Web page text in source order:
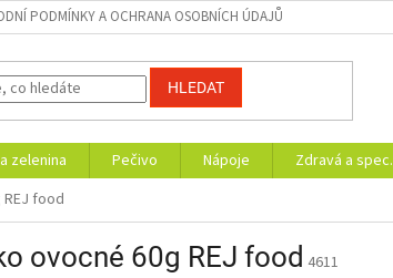
PODMÍNKY A OCHRANA OSOBNÍCH ÚDAJŮ
HLEDAT
zelenina Pečivo Nápoje Zdravá a
food
ovocné 60g REJ food 4611